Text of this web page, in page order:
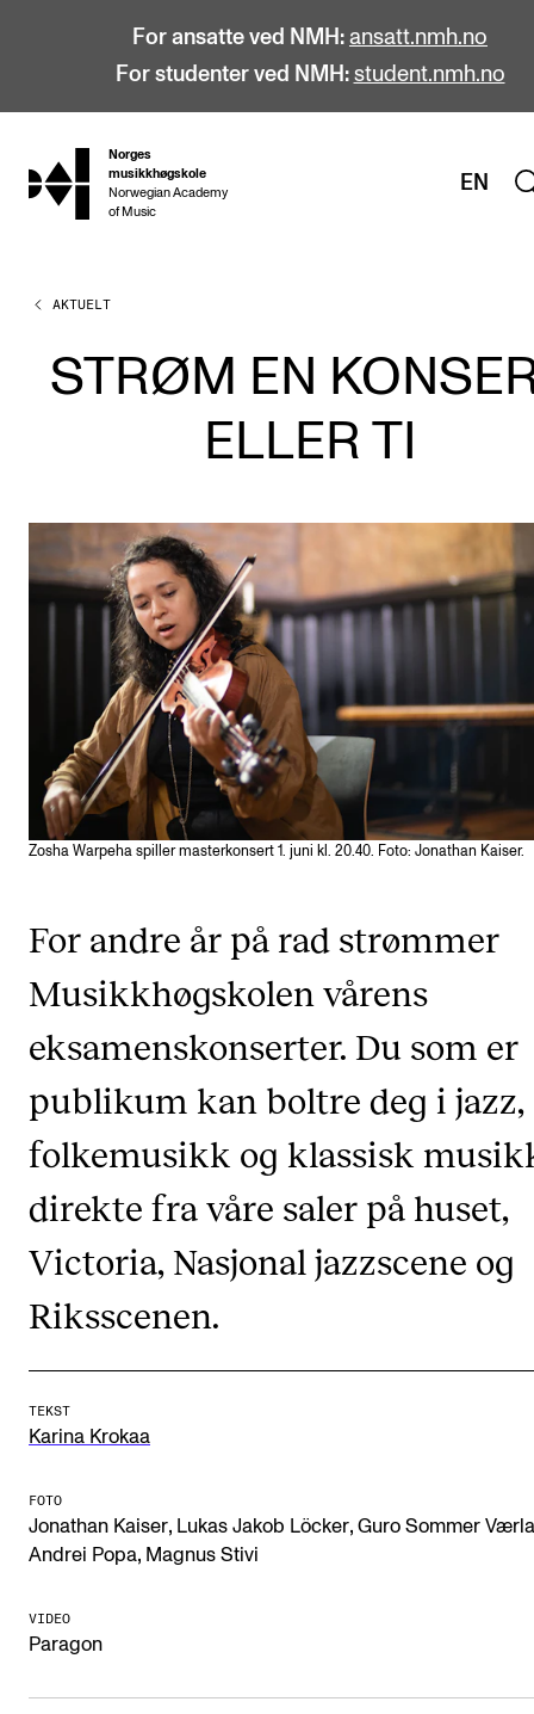
For ansatte ved NMH: ansatt.nmh.no
For studenter ved NMH: student.nmh.no
hjem
Norges
musikkhøgskole
Norwegian Academy
of Music
EN
STUDIER
Alle studier
Bachelor
Årsstudium og videreutdanning
Etterutdanning og kurs
Talentutvikling
STUDENTLIV
Søknad og opptak
Biblioteket
Fagmiljøer
FORSKNING
CERM
NordART
Prosjekter
Publikasjoner
INTERNASJONALT
Samarbeidsprosjekter
IN.TUNE
Arrangementer og konserter
AKTUELT
STRØM EN
ELLER TI
Zosha Warpeha spiller masterkonsert 1. juni kl. 20.40. Foto: Jonathan Kaiser.
For andre år på rad strømmer
Musikkhøgskolen vårens
eksamenskonserter. Du som er
publikum kan boltre deg i jazz,
folkemusikk og klassisk
direkte fra våre saler på huset,
Victoria, Nasjonal jazzscene og
Riksscenen.
TEKST
Karina Krokaa
FOTO
Jonathan Kaiser, Lukas Jakob Löcker, Guro Sommer
Andrei Popa, Magnus Stivi
VIDEO
Paragon